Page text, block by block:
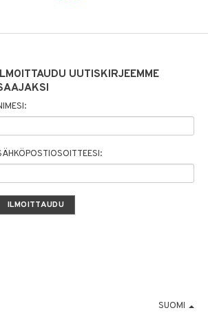
UUTISKIRJEEMME
SUOMI